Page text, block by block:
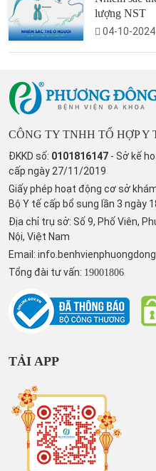
lượng NST
04-10-2024
CÔNG TY TNHH TỔ HỢP Y
ĐKKD số: 0101816147 - Sở kế
cấp ngày 27/11/2019
Giấy phép hoạt động cơ sở
Bộ Y tế cấp bổ sung lần 3 ngày
Địa chỉ trụ sở: Số 9, Phố Viên,
Nội, Việt Nam
Email:
Tổng đài tư vấn: 19001806
TẢI APP